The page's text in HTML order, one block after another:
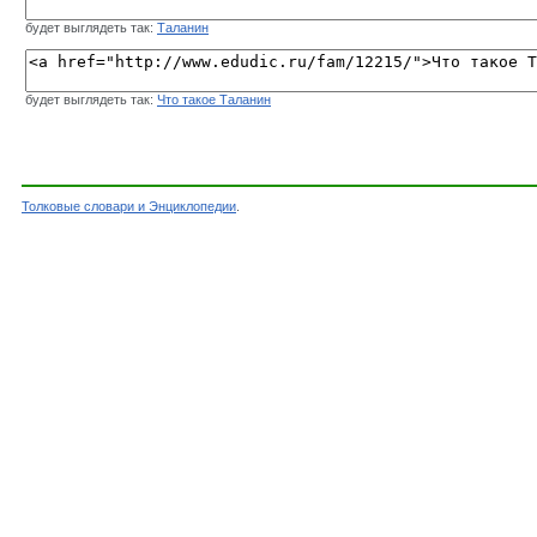
будет выглядеть так: Таланин
будет выглядеть так: Что такое Таланин
Толковые словари и Энциклопедии